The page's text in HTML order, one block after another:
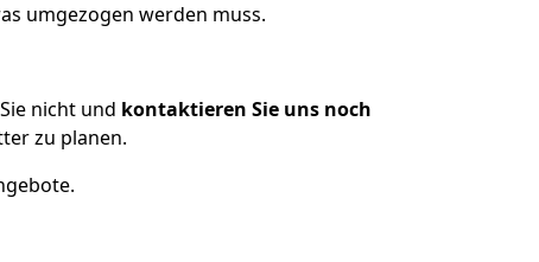
umgezogen werden muss.
nicht und kontaktieren Sie uns noch
zu planen.